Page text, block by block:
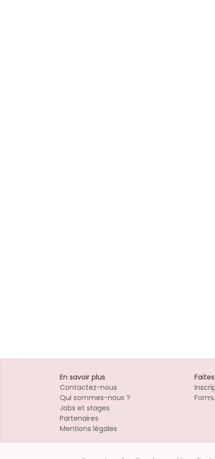
En savoir plus
Contactez-nous
Qui sommes-nous ?
Jobs et stages
Partenaires
Mentions légales